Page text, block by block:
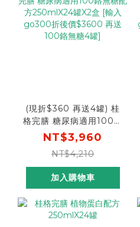
(現折$360 再送4罐) 桂
格完膳 糖尿病適用100鉻
無糖配方250mlX24罐
價$3600 再送100鉻無
糖4罐]
NT$3,960
NT$4,210
加入購物車